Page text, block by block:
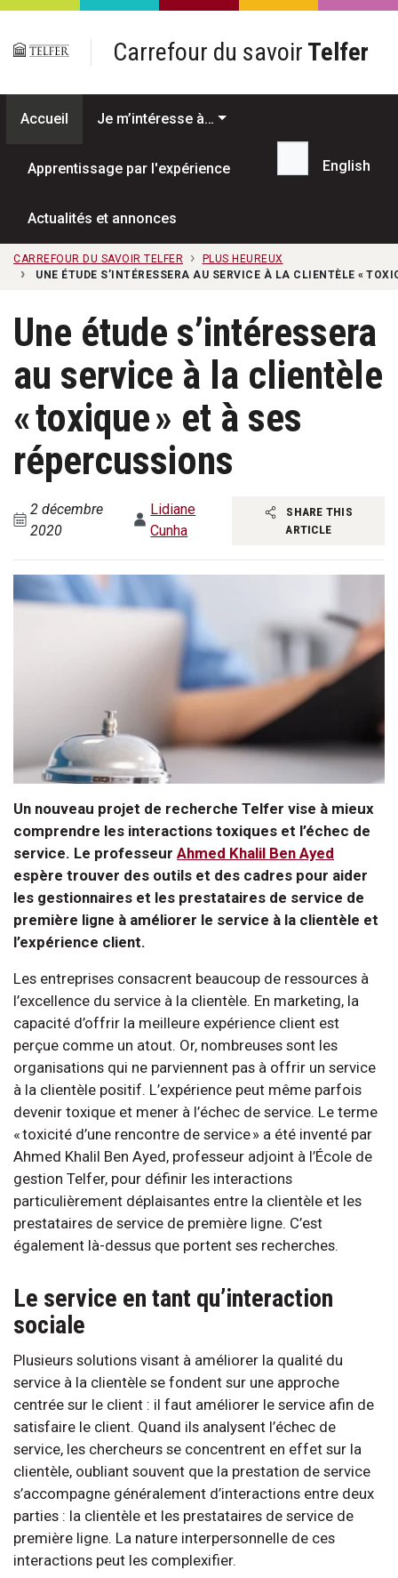
Passer au contenu principal
Carrefour du savoir Telfer
Accueil Je m’intéresse à…
Apprentissage par l'expérience
Actualités et annonces
Recherche...
English
CARREFOUR DU SAVOIR TELFER
PLUS HEUREUX
UNE ÉTUDE S’INTÉRESSERA AU SERVICE À LA CLIENTÈLE «
Une étude s’intéressera
au service à la clientèle
« toxique » et à ses
répercussions
2 décembre
2020
Lidiane
Cunha
SHARE THIS
ARTICLE
Un nouveau projet de recherche Telfer vise à mieux
comprendre les interactions toxiques et l’échec de
service. Le professeur Ahmed Khalil Ben Ayed
espère trouver des outils et des cadres pour aider
les gestionnaires et les prestataires de service de
première ligne à améliorer le service à la clientèle et
l’expérience client.
Les entreprises consacrent beaucoup de ressources à
l’excellence du service à la clientèle. En marketing, la
capacité d’offrir la meilleure expérience client est
perçue comme un atout. Or, nombreuses sont les
organisations qui ne parviennent pas à offrir un service
à la clientèle positif. L’expérience peut même parfois
devenir toxique et mener à l’échec de service. Le terme
« toxicité d’une rencontre de service » a été inventé par
Ahmed Khalil Ben Ayed, professeur adjoint à l’École de
gestion Telfer, pour définir les interactions
particulièrement déplaisantes entre la clientèle et les
prestataires de service de première ligne. C’est
également là-dessus que portent ses recherches.
Le service en tant qu’interaction
sociale
Plusieurs solutions visant à améliorer la qualité du
service à la clientèle se fondent sur une approche
centrée sur le client : il faut améliorer le service afin de
satisfaire le client. Quand ils analysent l’échec de
service, les chercheurs se concentrent en effet sur la
clientèle, oubliant souvent que la prestation de service
s’accompagne généralement d’interactions entre deux
parties : la clientèle et les prestataires de service de
première ligne. La nature interpersonnelle de ces
interactions peut les complexifier.